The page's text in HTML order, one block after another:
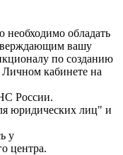
необходимо обладать
вашу
по созданию
Личном кабинете на
России.
юридических лиц" и
у
центра.